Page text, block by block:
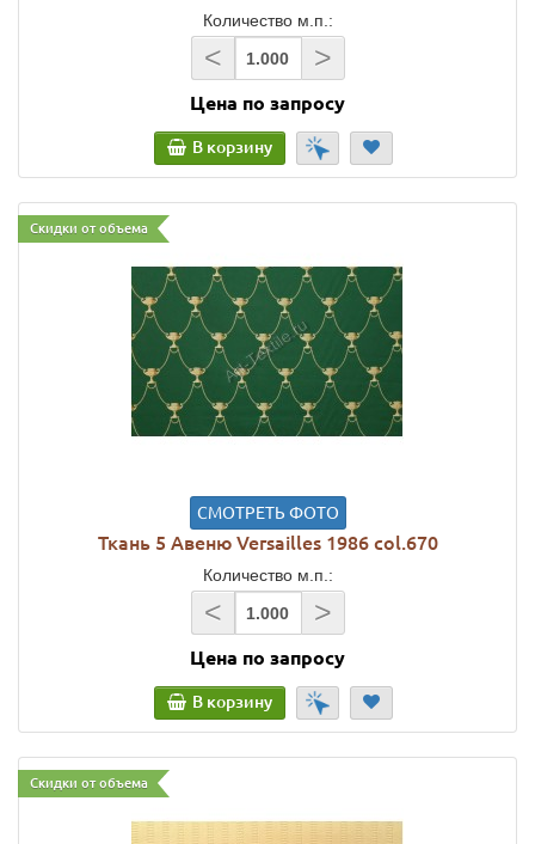
Количество м.п.:
< >
Цена по запросу
В корзину
Скидки от объема
СМОТРЕТЬ ФОТО
Ткань 5 Авеню Versailles 1986 col.670
Количество м.п.:
< >
Цена по запросу
В корзину
Скидки от объема